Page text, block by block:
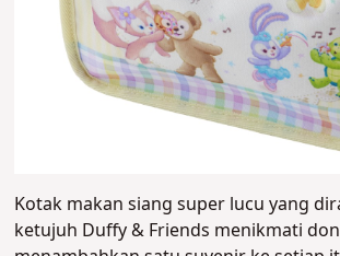
Kotak makan siang super lucu yang
ketujuh Duffy & Friends menikmati